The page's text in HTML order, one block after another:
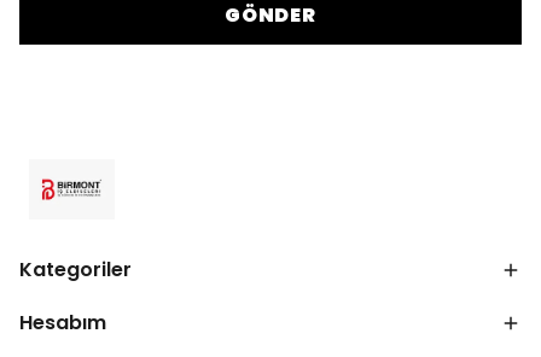
GÖNDER
Kategoriler
Hesabım